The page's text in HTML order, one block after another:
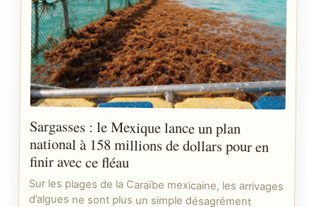
Sargasses : le Mexique lance un plan
national à 158 millions de dollars pour en
finir avec ce fléau
Sur les plages de la Caraïbe mexicaine, les arrivages
d’algues ne sont plus un simple désagrément